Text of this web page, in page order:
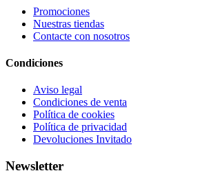
Promociones
Nuestras tiendas
Contacte con nosotros
Condiciones
Aviso legal
Condiciones de venta
Política de cookies
Política de privacidad
Devoluciones Invitado
Newsletter